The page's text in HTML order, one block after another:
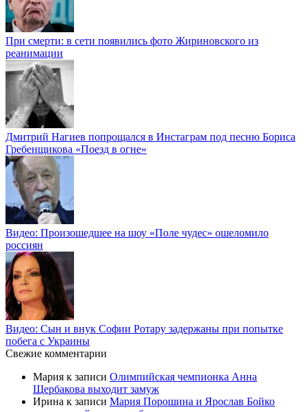
При смерти: в сети появились фото Жириновского из
реанимации
Дмитрий Нагиев попрощался в Инстаграм под песню Бориса
Гребенщикова «Поезд в огне»
Видео: Произошедшее на шоу «Поле чудес» ошеломило
россиян
Видео: Сын и внук Софии Ротару задержаны при попытке
побега с Украины
Свежие комментарии
Мария к записи Олимпийская чемпионка Анна
Щербакова выходит замуж
Ирина к записи Мария Порошина и Ярослав Бойко